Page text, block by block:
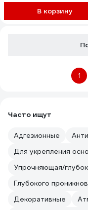
В корзину
1
Часто ищут
Адгезионные
Для укрепления
Упрочняющая/
Глубокого
Декоративные